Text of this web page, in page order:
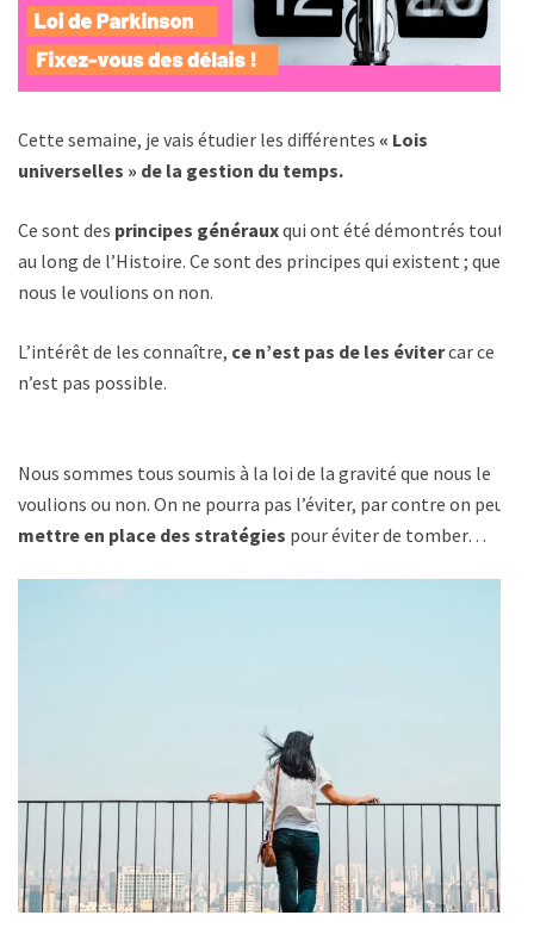
Cette semaine, je vais étudier les différentes « Lois
universelles » de la gestion du temps.
Ce sont des principes générauxqui ont été démontrés tout
au long de l’Histoire. Ce sont des principes qui existent ; que
nous le voulions on non.
L’intérêt de les connaître, ce n’est pas de les évitercar ce
n’est pas possible.
Nous sommes tous soumis à la loi de la gravité que nous le
voulions ou non. On ne pourra pas l’éviter, par contre on peut
mettre en place des stratégies pour éviter de tomber…